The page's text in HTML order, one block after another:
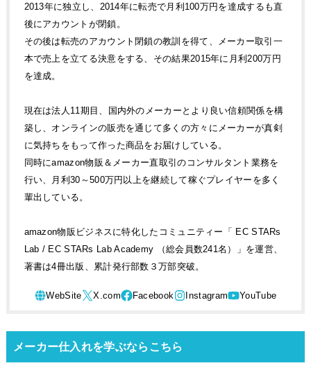
2013年に独立し、2014年に転売で月利100万円を達成するも直
後にアカウントが閉鎖。
その後は転売のアカウント閉鎖の教訓を得て、メーカー取引一
本で売上を立てる決意をする、その結果2015年に月利200万円
を達成。
現在は法人11期目、国内外のメーカーとより良い信頼関係を構
築し、オンラインの販売を通じて多くの方々にメーカーが真剣
に気持ちをもって作った商品をお届けしている。
同時にamazon物販＆メーカー直取引のコンサルタント業務を
行い、月利30～500万円以上を継続して稼ぐプレイヤーを多く
輩出している。
amazon物販ビジネスに特化したコミュニティー「 EC STARs
Lab / EC STARs Lab Academy （総会員数241名）」を運営、
著書は4冊出版、累計発行部数３万部突破。
メーカー仕入れを学ぶならこちら